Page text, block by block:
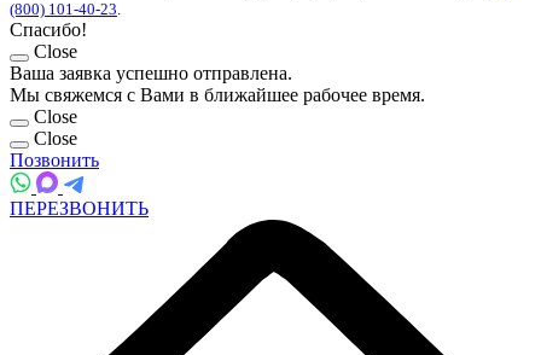
Открыть Одноклассники
Визуализация в 3D
© 2026. ПРОПРЕСС. ООО «ЗСМ «НОВОТИТАРОВСКАЯ». Все права
защищены. Размещенные на интернет-сайте propress.ru данные носят
исключительно информационный характер и не являются публичной
офертой, определяемой положениями Статьи 437 (2) Гражданского кодекса
РФ. Для получения актуальной информации, обращайтесь по телефону
(800) 101-40-23
Спасибо!
Close
Ваша заявка успешно отправлена.
Мы свяжемся с Вами в ближайшее рабочее время.